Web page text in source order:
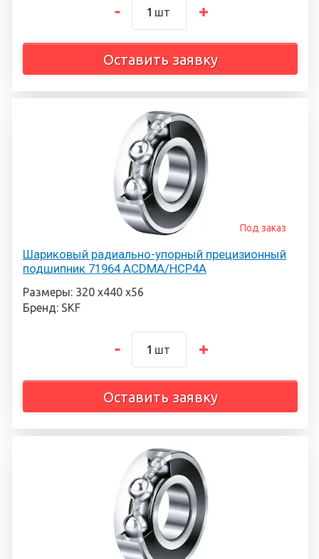
шт
Оставить заявку
Шариковый радиально-упорный прецизионный
подшипник 71964 ACDMA/HCP4A
Под заказ
Размеры: 320 х440 х56
Бренд: SKF
шт
Оставить заявку